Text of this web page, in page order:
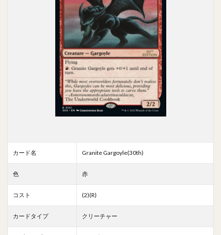
カード名 Granite Gargoyle(30th)
色 赤
コスト (2)(R)
カードタイプ クリーチャー